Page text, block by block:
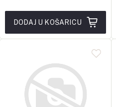
DODAJ U KOŠARICU